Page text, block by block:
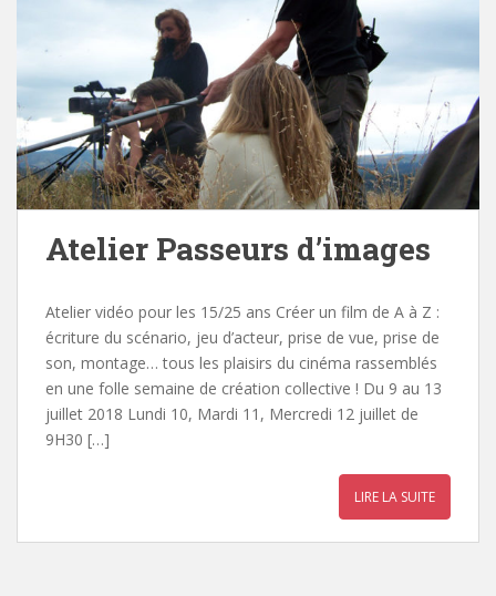
Atelier Passeurs d’images
Atelier vidéo pour les 15/25 ans Créer un film de A à Z :
écriture du scénario, jeu d’acteur, prise de vue, prise de
son, montage… tous les plaisirs du cinéma rassemblés
en une folle semaine de création collective ! Du 9 au 13
juillet 2018 Lundi 10, Mardi 11, Mercredi 12 juillet de
9H30 […]
LIRE LA SUITE